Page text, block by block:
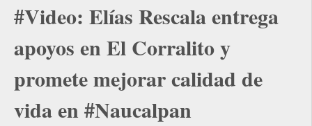
#Video: Elías Rescala entrega
apoyos en El Corralito y
promete mejorar calidad de
vida en #Naucalpan